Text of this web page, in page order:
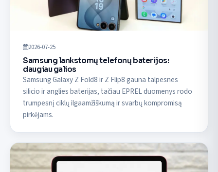
2026-07-25
Samsung lankstomų telefonų baterijos:
daugiau galios
Samsung Galaxy Z Fold8 ir Z Flip8 gauna talpesnes
silicio ir anglies baterijas, tačiau EPREL duomenys rodo
trumpesnį ciklų ilgaamžiškumą ir svarbų kompromisą
pirkėjams.